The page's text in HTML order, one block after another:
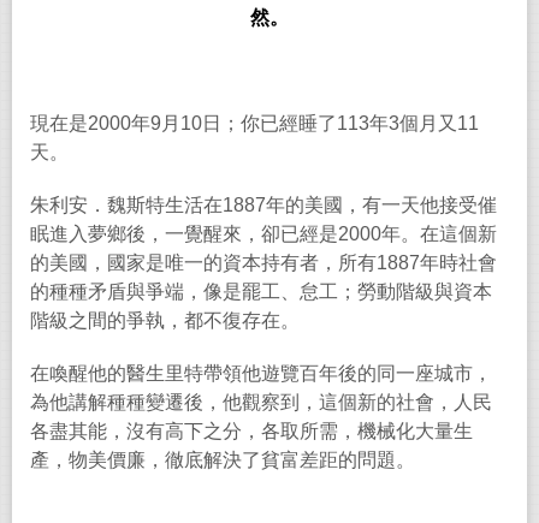
然。
現在是2000年9 月 10日；你已經睡了113年3個月又 11
天。
朱利安．魏斯特生活在1887年的美國，有一天他接受催
眠進入夢鄉後，一覺醒來，卻已經是2000年。在這個新
的美國，國家是唯一的資本持有者，所有1887年時社會
的種種矛盾與爭端，像是罷工、怠工；勞動階級與資本
階級之間的爭執，都不復存在。
在喚醒他的醫生里特帶領他遊覽百年後的同一座城市，
為他講解種種變遷後，他觀察到，這個新的社會，人民
各盡其能，沒有高下之分，各取所需，機械化大量生
產，物美價廉，徹底解決了貧富差距的問題。